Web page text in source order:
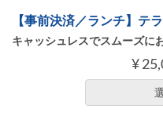
【事前決済／ランチ】
キャッシュレスでスムーズに
¥